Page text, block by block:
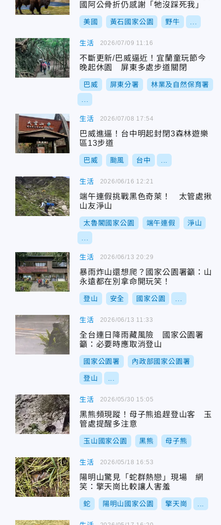
國阿公骨折仍感謝「牠沒踩死我」
美國 黃石國家公園 野牛
生活
不斷更新/巴威逼近！宜蘭童玩節今
晚起休園 屏東多處步道關閉
巴威 屏東分署 林業及自然保育署
2026/07/09 11:16
生活
巴威進逼！台中明起封閉3森林遊樂
區13步道
巴威 颱風 台中
2026/07/08 17:54
生活
端午連假挑戰黑色奇萊！ 太管處揪
山友淨山
太魯閣國家公園 端午連假 淨山
2026/06/16 12:21
生活
暴雨炸山還想爬？國家公園署籲：山
永遠都在別拿命開玩笑！
登山 安全 國家公園
2026/06/13 20:29
生活
全台連日降雨藏風險 國家公園署
籲：必要時應取消登山
國家公園署 內政部國家公園署
登山
2026/06/13 11:33
生活
黑熊頻現蹤！母子熊追趕登山客 玉
管處提醒多注意
玉山國家公園 黑熊 母子熊
2026/05/30 15:05
生活
陽明山驚見「蛇群熱戀」現場 網
笑：擎天崗比較讓人害羞
蛇 陽明山國家公園 擎天崗
2026/05/18 16:53